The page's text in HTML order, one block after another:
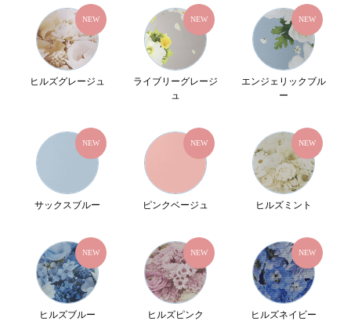
NEW
ヒルズグレージュ
NEW
ライブリーグレージ
ュ
NEW
エンジェリックブル
ー
NEW
サックスブルー
NEW
ピンクベージュ
NEW
ヒルズミント
NEW
ヒルズブルー
NEW
ヒルズピンク
NEW
ヒルズネイビー